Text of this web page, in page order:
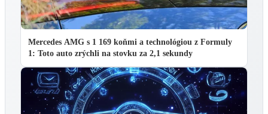
Mercedes AMG s 1 169 koňmi a technológiou z Formuly
1: Toto auto zrýchli na stovku za 2,1 sekundy